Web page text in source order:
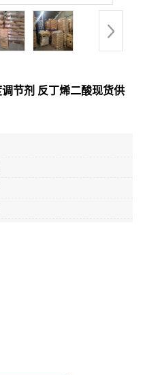
节剂 反丁烯二酸现货供